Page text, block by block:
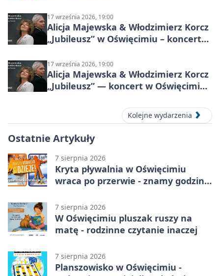
17 września 2026, 19:00
Alicja Majewska & Włodzimierz Korcz
„Jubileusz” w Oświęcimiu – koncert
17 września 2026, 19:00
Alicja Majewska & Włodzimierz Korcz
„Jubileusz” — koncert w Oświęcimiu,
Kolejne wydarzenia
Ostatnie Artykuły
7 sierpnia 2026
Kryta pływalnia w Oświęcimiu
wraca po przerwie - znamy godziny
7 sierpnia 2026
W Oświęcimiu pluszak ruszy na
matę - rodzinne czytanie inaczej
7 sierpnia 2026
Planszowisko w Oświęcimiu -